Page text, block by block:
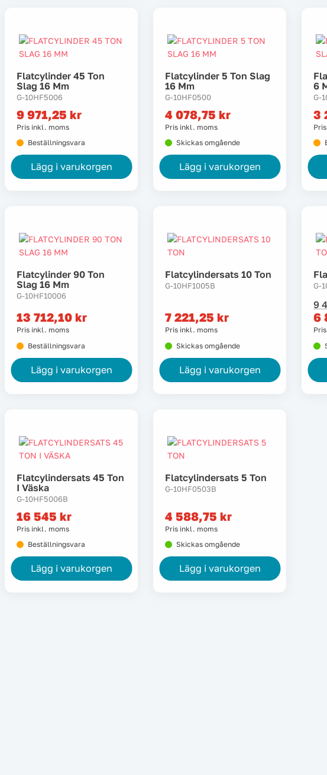
Flatcylinder 45 Ton
Slag 16 Mm
G-10HF5006
9 971,25 kr
Pris inkl. moms
Beställningsvara
Lägg i varukorgen
Flatcylinder 5 Ton Slag
16 Mm
G-10HF0500
4 078,75 kr
Pris inkl. moms
Skickas omgående
Lägg i varukorgen
6
G-
3
Flatcylinder 90 Ton
Slag 16 Mm
G-10HF10006
13 712,10 kr
Pris inkl. moms
Beställningsvara
Lägg i varukorgen
Flatcylindersats 10 Ton
G-10HF1005B
7 221,25 kr
Pris inkl. moms
Skickas omgående
Lägg i varukorgen
G-
9
9
6
6
Flatcylindersats 45 Ton
I Väska
G-10HF5006B
16 545 kr
Pris inkl. moms
Beställningsvara
Lägg i varukorgen
Flatcylindersats 5 Ton
G-10HF0503B
4 588,75 kr
Pris inkl. moms
Skickas omgående
Lägg i varukorgen